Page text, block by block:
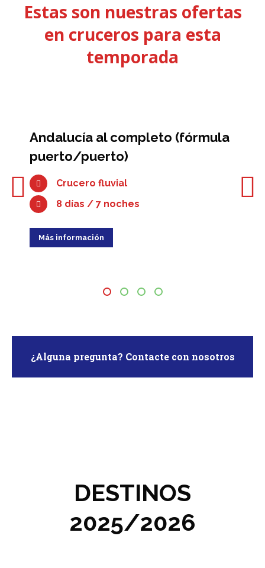
Estas son nuestras ofertas
en cruceros para esta
temporada
Andalucía al completo (fórmula
puerto/puerto)
Crucero fluvial
8 días / 7 noches
Más información
¿Alguna pregunta? Contacte con nosotros
DESTINOS
2025/2026